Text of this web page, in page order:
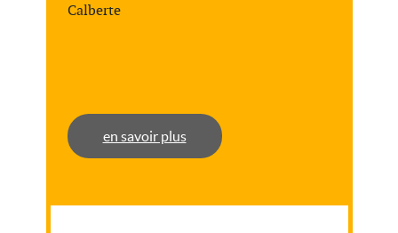
Calberte
en savoir plus